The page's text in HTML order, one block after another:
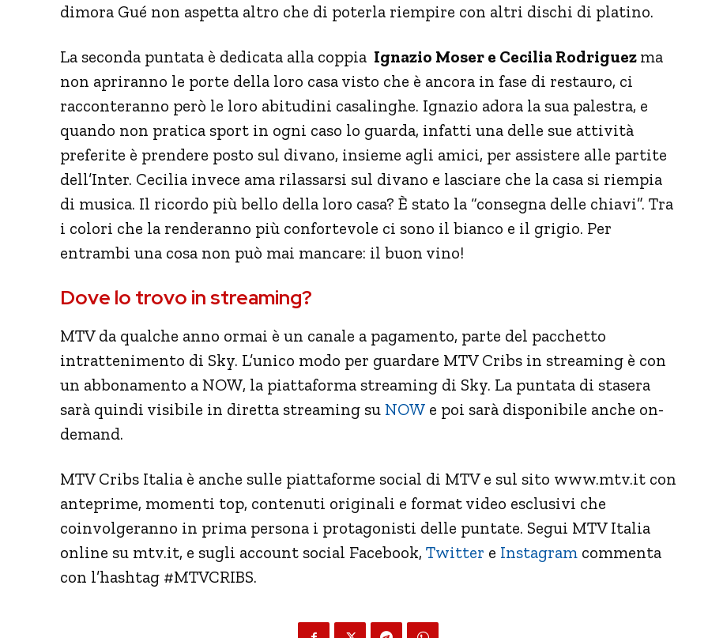
dimora Gué non aspetta altro che di poterla riempire con altri dischi di platino.
La seconda puntata è dedicata alla coppia Ignazio Moser e Cecilia Rodriguez ma
non apriranno le porte della loro casa visto che è ancora in fase di restauro, ci
racconteranno però le loro abitudini casalinghe. Ignazio adora la sua palestra, e
quando non pratica sport in ogni caso lo guarda, infatti una delle sue attività
preferite è prendere posto sul divano, insieme agli amici, per assistere alle partite
dell’Inter. Cecilia invece ama rilassarsi sul divano e lasciare che la casa si riempia
di musica. Il ricordo più bello della loro casa? È stato la “consegna delle chiavi”. Tra
i colori che la renderanno più confortevole ci sono il bianco e il grigio. Per
entrambi una cosa non può mai mancare: il buon vino!
Dove lo trovo in streaming?
MTV da qualche anno ormai è un canale a pagamento, parte del pacchetto
intrattenimento di Sky. L’unico modo per guardare MTV Cribs in streaming è con
un abbonamento a NOW, la piattaforma streaming di Sky. La puntata di stasera
sarà quindi visibile in diretta streaming su NOW e poi sarà disponibile anche on-
demand.
MTV Cribs Italia è anche sulle piattaforme social di MTV e sul sito www.mtv.it con
anteprime, momenti top, contenuti originali e format video esclusivi che
coinvolgeranno in prima persona i protagonisti delle puntate. Segui MTV Italia
online su mtv.it, e sugli account social Facebook, Twitter e Instagram commenta
con l’hashtag #MTVCRIBS.